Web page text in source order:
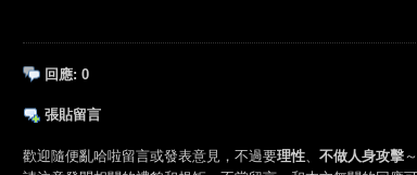
回應: 0
張貼留言
歡迎隨便亂哈啦留言或發表意見，不過要理性 不做人身攻擊